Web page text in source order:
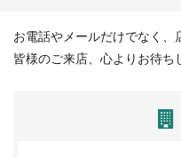
お電話やメールだけでなく、
皆様のご来店、心よりお待ち